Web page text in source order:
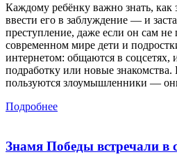
Каждому ребёнку важно знать,
ввести его в заблуждение — и
преступление, даже если он сам не
современном мире дети и
интернетом: общаются в
подработку или новые
пользуются злоумышленники —
Подробнее
Знамя Победы встречали в